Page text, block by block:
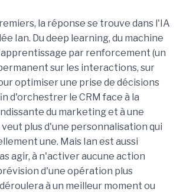
la réponse se trouve dans l'IA
Ian. Du deep learning, du machine
par renforcement (un
sur les interactions, sur
optimiser une prise de décisions
d'orchestrer le CRM face à la
du marketing et à une
plus d'une personnalisation qui
une. Mais Ian est aussi
agir, à n'activer aucune action
d'une opération plus
à un meilleur moment ou